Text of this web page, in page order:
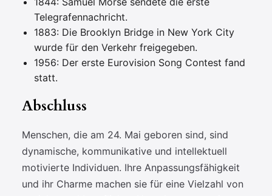
Telegrafennachricht.
1883: Die Brooklyn Bridge in New York City
wurde für den Verkehr freigegeben.
1956: Der erste Eurovision Song Contest fand
statt.
Abschluss
Menschen, die am 24. Mai geboren sind, sind
dynamische, kommunikative und intellektuell
motivierte Individuen. Ihre Anpassungsfähigkeit
und ihr Charme machen sie für eine Vielzahl von